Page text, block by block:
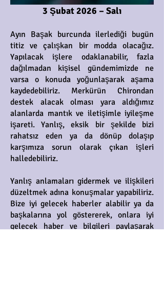
3 Şubat 2026 – Salı
Ayın Başak burcunda ilerlediği bugün
titiz ve çalışkan bir modda olacağız.
Yapılacak işlere odaklanabilir, fazla
dağılmadan kişisel gündemimizde ne
varsa o konuda yoğunlaşarak aşama
kaydedebiliriz. Merkürün Chirondan
destek alacak olması yara aldığımız
alanlarda mantık ve iletişimle iyileşme
işareti. Yanlış, eksik bir şekilde bizi
rahatsız eden ya da dönüp dolaşıp
karşımıza sorun olarak çıkan işleri
halledebiliriz.
Yanlış anlamaları gidermek ve ilişkileri
düzeltmek adına konuşmalar yapabiliriz.
Bize iyi gelecek haberler alabilir ya da
başkalarına yol göstererek, onlara iyi
gelecek haber ve bilgileri paylaşarak